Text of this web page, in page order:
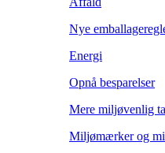
Nye
Energi
Opnå besparelser
Mere miljøvenlig
Miljømærker og